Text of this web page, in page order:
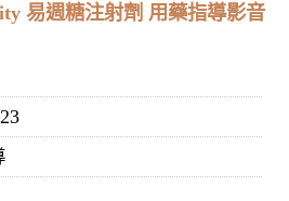
易週糖注射劑 用藥指導影音